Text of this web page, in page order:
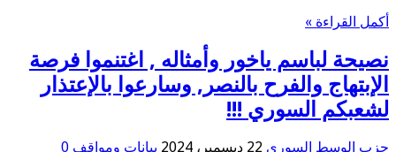
أكمل القراءة »
نصيحة لباسم ياخور وأمثاله , اغتنموا فرصة
الإبتهاج والفرح بالنصر, وسارعوا بالإعتذار
لشعبكم السوري !!!
حزب الوسط السوري 22 ديسمبر، 2024 بيانات ومواقف 0